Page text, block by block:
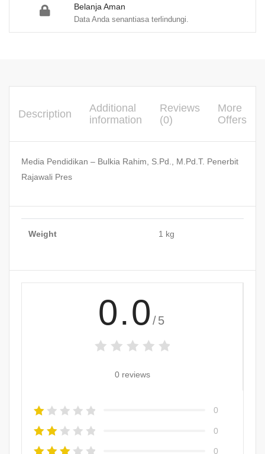
Belanja Aman
Data Anda senantiasa terlindungi.
Description
Additional
information
Reviews
(0)
More
Offers
Media Pendidikan – Bulkia Rahim, S.Pd., M.Pd.T. Penerbit
Rajawali Pres
Weight 1 kg
0.0 /5
0 reviews
0
0
0